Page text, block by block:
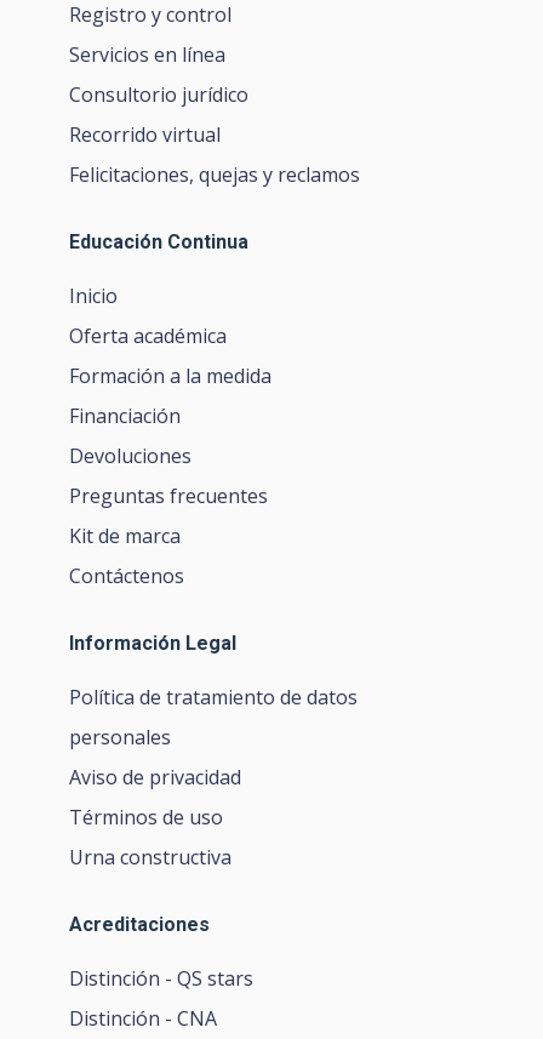
Registro y control
Servicios en línea
Consultorio jurídico
Recorrido virtual
Felicitaciones, quejas y reclamos
Educación Continua
Inicio
Oferta académica
Formación a la medida
Financiación
Devoluciones
Preguntas frecuentes
Kit de marca
Contáctenos
Información Legal
Política de tratamiento de datos
personales
Aviso de privacidad
Términos de uso
Urna constructiva
Acreditaciones
Distinción - QS stars
Distinción - CNA